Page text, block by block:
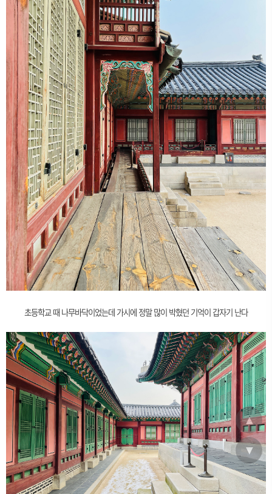
초등학교 때 나무바닥이었는데 가시에 정말 많이 박혔던 기억이 갑자기 난다
▲
▼